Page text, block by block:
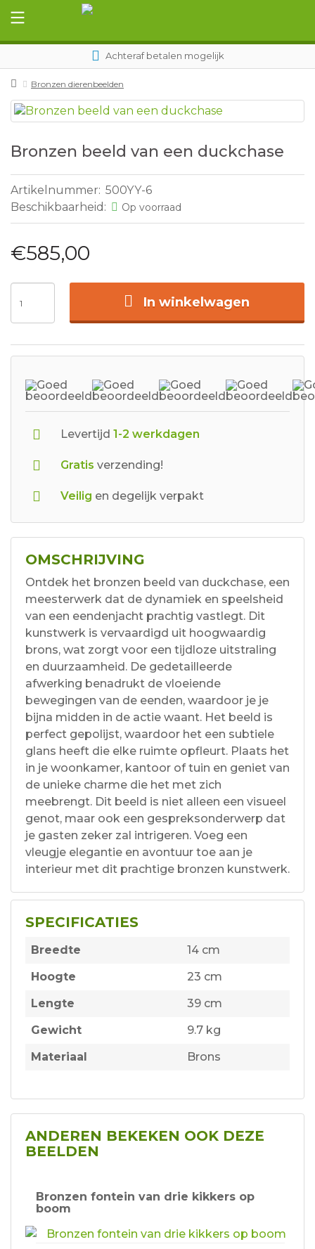
Achteraf betalen mogelijk
Bronzen dierenbeelden
Bronzen beeld van een duckchase
Artikelnummer: 500YY-6
Beschikbaarheid:
Op voorraad
€585,00
In winkelwagen
Levertijd 1-2 werkdagen
Gratis verzending!
Veilig en degelijk verpakt
OMSCHRIJVING
Ontdek het bronzen beeld van duckchase, een
meesterwerk dat de dynamiek en speelsheid
van een eendenjacht prachtig vastlegt. Dit
kunstwerk is vervaardigd uit hoogwaardig
brons, wat zorgt voor een tijdloze uitstraling
en duurzaamheid. De gedetailleerde
afwerking benadrukt de vloeiende
bewegingen van de eenden, waardoor je je
bijna midden in de actie waant. Het beeld is
perfect gepolijst, waardoor het een subtiele
glans heeft die elke ruimte opfleurt. Plaats het
in je woonkamer, kantoor of tuin en geniet van
de unieke charme die het met zich
meebrengt. Dit beeld is niet alleen een visueel
genot, maar ook een gespreksonderwerp dat
je gasten zeker zal intrigeren. Voeg een
vleugje elegantie en avontuur toe aan je
interieur met dit prachtige bronzen kunstwerk.
SPECIFICATIES
Breedte
14 cm
Hoogte
23 cm
Lengte
39 cm
Gewicht
9.7 kg
Materiaal
Brons
ANDEREN BEKEKEN OOK DEZE
BEELDEN
Bronzen fontein van drie kikkers op
boom